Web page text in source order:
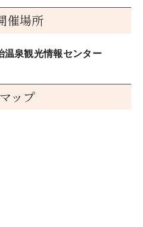
催場所
温泉観光情報センター
マップ